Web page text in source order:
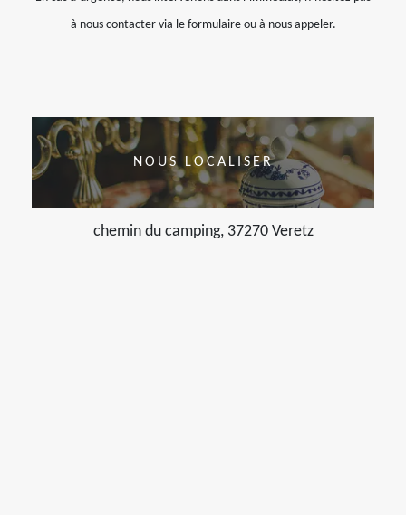
à nous contacter via le formulaire ou à nous appeler.
NOUS LOCALISER
chemin du camping, 37270 Veretz